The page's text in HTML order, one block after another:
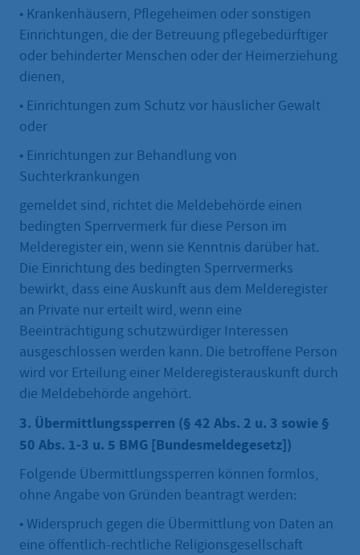
• Krankenhäusern, Pflegeheimen oder sonstigen
Einrichtungen, die der Betreuung pflegebedürftiger
oder behinderter Menschen oder der Heimerziehung
dienen,
• Einrichtungen zum Schutz vor häuslicher Gewalt
oder
• Einrichtungen zur Behandlung von
Suchterkrankungen
gemeldet sind, richtet die Meldebehörde einen
bedingten Sperrvermerk für diese Person im
Melderegister ein, wenn sie Kenntnis darüber hat.
Die Einrichtung des bedingten Sperrvermerks
bewirkt, dass eine Auskunft aus dem Melderegister
an Private nur erteilt wird, wenn eine
Beeinträchtigung schutzwürdiger Interessen
ausgeschlossen werden kann. Die betroffene Person
wird vor Erteilung einer Melderegisterauskunft durch
die Meldebehörde angehört.
3. Übermittlungssperren (§ 42 Abs. 2 u. 3 sowie §
50 Abs. 1-3 u. 5 BMG [Bundesmeldegesetz])
Folgende Übermittlungssperren können formlos,
ohne Angabe von Gründen beantragt werden:
• Widerspruch gegen die Übermittlung von Daten an
eine öffentlich-rechtliche Religionsgesellschaft